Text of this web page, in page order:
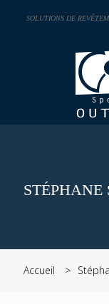
SOLUTIONS DE
STÉPHANE
Accueil